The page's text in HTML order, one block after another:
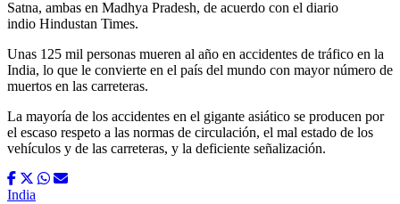
Satna, ambas en Madhya Pradesh, de acuerdo con el diario
indio Hindustan Times.
Unas 125 mil personas mueren al año en accidentes de tráfico en la
India, lo que le convierte en el país del mundo con mayor número de
muertos en las carreteras.
La mayoría de los accidentes en el gigante asiático se producen por
el escaso respeto a las normas de circulación, el mal estado de los
vehículos y de las carreteras, y la deficiente señalización.
India